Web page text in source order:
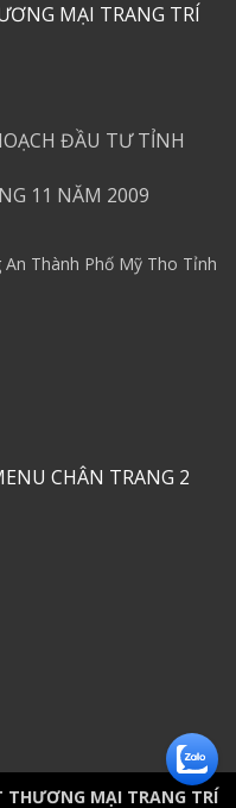
MẠI TRANG TRÍ
ĐẦU TƯ TỈNH
11 NĂM 2009
An Thành Phố Mỹ Tho Tỉnh
CHÂN TRANG 2
THƯƠNG MẠI TRANG TRÍ